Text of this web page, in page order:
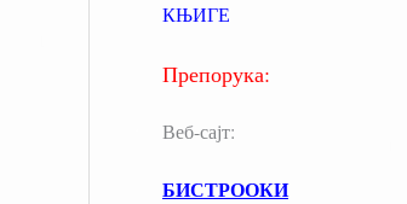
КЊИГЕ
Препорука:
Веб-сајт:
БИСТРООКИ